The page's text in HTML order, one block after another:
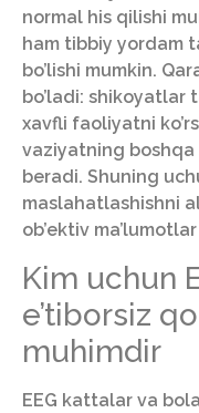
normal his qilishi
ham tibbiy yordam
bo’lishi mumkin.
bo’ladi: shikoyatlar
xavfli faoliyatni
vaziyatning
beradi. Shuning
maslahatlashishni
ob’ektiv
Kim uchun
e’tiborsiz
muhimdir
EEG kattalar va